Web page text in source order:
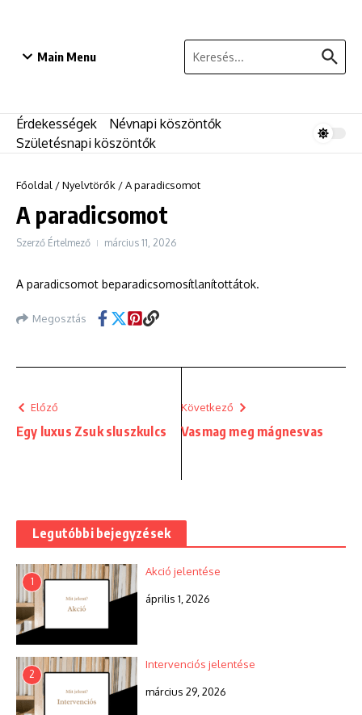
Main Menu
Keresés:
Érdekességek
Névnapi köszöntők
Születésnapi köszöntők
Főoldal /Nyelvtörők /A paradicsomot
A paradicsomot
Szerző Értelmező március 11, 2026
A paradicsomot beparadicsomosítlanítottátok.
Megosztás
Előző
Egy luxus Zsuk sluszkulcs
Következő
Vasmag meg mágnesvas
Legutóbbi bejegyzések
1
Akció jelentése
április 1, 2026
2
Intervenciós jelentése
március 29, 2026